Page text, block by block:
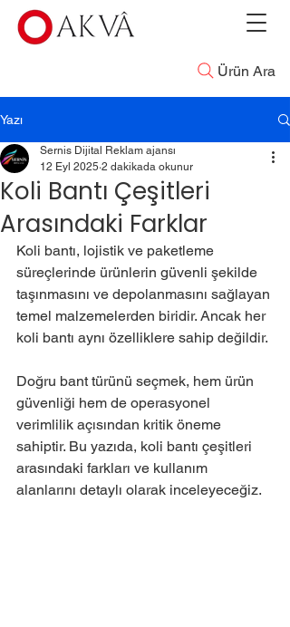
Ürün Ara
Yazı
Koli Bantı Çeşitleri
Arasındaki Farklar
Sernis Dijital Reklam ajansı
12 Eyl 2025 2 dakikada okunur
Koli bantı, lojistik ve paketleme
süreçlerinde ürünlerin güvenli şekilde
taşınmasını ve depolanmasını sağlayan
temel malzemelerden biridir. Ancak her
koli bantı aynı özelliklere sahip değildir.
Doğru bant türünü seçmek, hem ürün
güvenliği hem de operasyonel
verimlilik açısından kritik öneme
sahiptir. Bu yazıda, koli bantı çeşitleri
arasındaki farkları ve kullanım
alanlarını detaylı olarak inceleyeceğiz.